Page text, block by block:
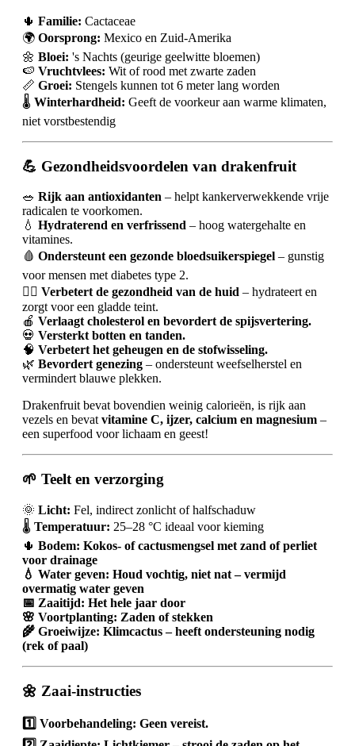
🌵 Familie: Cactaceae
🌍 Oorsprong: Mexico en Zuid-Amerika
🌼 Bloei: 's Nachts (geurige geelwitte bloemen)
🍉 Vruchtvlees: Wit of rood met zwarte zaden
📏 Groei: Stengels kunnen tot 6 meter lang worden
🌡️ Winterhardheid: Geeft de voorkeur aan warme klimaten,
niet vorstbestendig
💪 Gezondheidsvoordelen van drakenfruit
🥗 Rijk aan antioxidanten – helpt kankerverwekkende vrije
radicalen te voorkomen.
💧 Hydraterend en verfrissend – hoog watergehalte en
vitamines.
🩸 Ondersteunt een gezonde bloedsuikerspiegel – gunstig
voor mensen met diabetes type 2.
💆‍♀️ Verbetert de gezondheid van de huid – hydrateert en
zorgt voor een gladde teint.
🍎 Verlaagt cholesterol en bevordert de spijsvertering.
💀 Versterkt botten en tanden.
🧠 Verbetert het geheugen en de stofwisseling.
🌿 Bevordert genezing – ondersteunt weefselherstel en
vermindert blauwe plekken.
Drakenfruit bevat bovendien weinig calorieën, is rijk aan
vezels en bevatvitamine C, ijzer, calcium en magnesium –
een superfood voor lichaam en geest!
🌱 Teelt en verzorging
🌞 Licht: Fel, indirect zonlicht of halfschaduw
🌡️ Temperatuur: 25–28 °C ideaal voor kieming
🌵 Bodem: Kokos- of cactusmengsel met zand of perliet
voor drainage
💧 Water geven: Houd vochtig, niet nat – vermijd
overmatig water geven
📅 Zaaitijd: Het hele jaar door
🌸 Voortplanting: Zaden of stekken
🌾 Groeiwijze: Klimcactus – heeft ondersteuning nodig
(rek of paal)
🌼 Zaai-instructies
1️⃣ Voorbehandeling: Geen vereist.